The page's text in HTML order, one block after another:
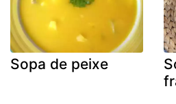
Sopa de peixe